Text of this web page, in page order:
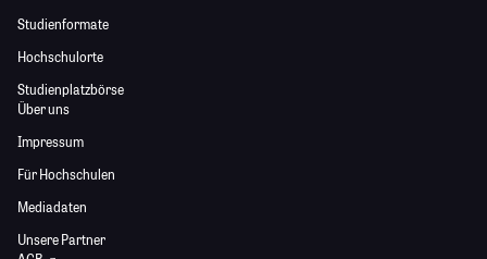
Studienformate
Hochschulorte
Studienplatzbörse
Über uns
Impressum
Für Hochschulen
Mediadaten
Unsere Partner